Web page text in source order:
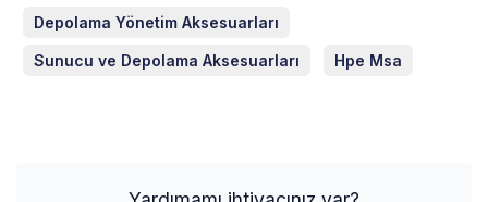
Depolama Yönetim Aksesuarları
Sunucu ve Depolama Aksesuarları Hpe Msa